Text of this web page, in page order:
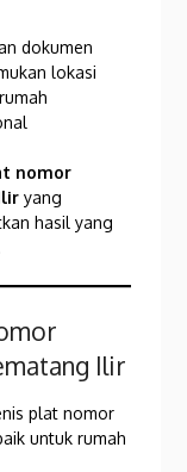
dokumen
lokasi
nomor
yang
hasil yang
Ilir
plat nomor
untuk rumah